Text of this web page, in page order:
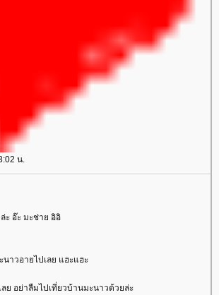
น.
ะ อ๊ะ มะช่าย อิอิ
นาวอายไปเลย แฮะแฮะ
ลย อย่าลืมไปเที่ยวบ้านมะนาวด้วยล่ะ